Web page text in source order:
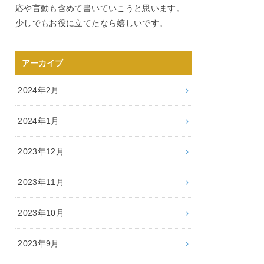
応や言動も含めて書いていこうと思います。
少しでもお役に立てたなら嬉しいです。
アーカイブ
2024年2月
2024年1月
2023年12月
2023年11月
2023年10月
2023年9月